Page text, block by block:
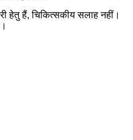
हेतु हैं, चिकित्सकीय सलाह नहीं।